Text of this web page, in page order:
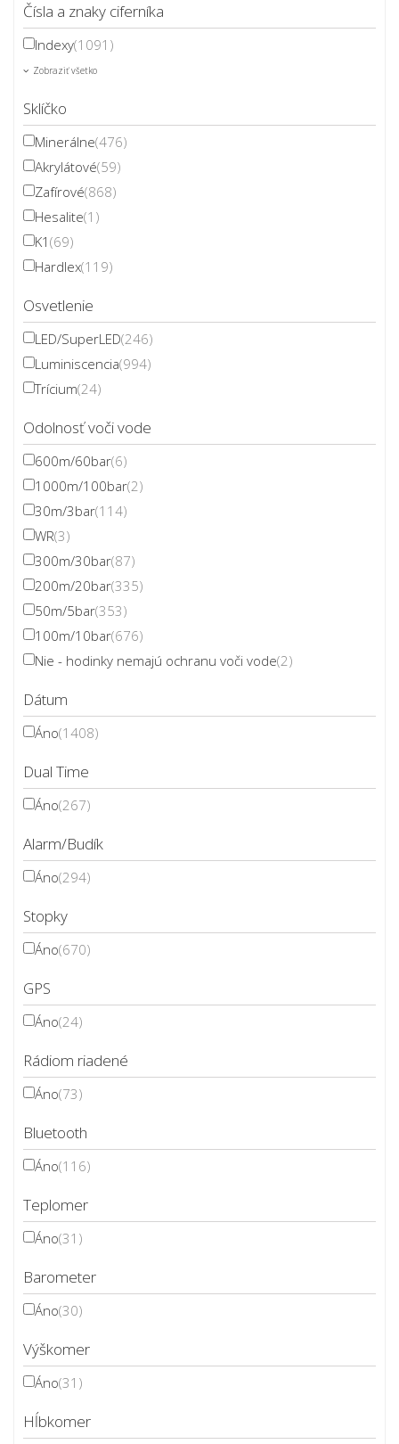
Čísla a znaky ciferníka
Indexy(1091)
Zobraziť všetko
Sklíčko
Minerálne(476)
Akrylátové(59)
Zafírové(868)
Hesalite(1)
K1 (69)
Hardlex(119)
Osvetlenie
LED/SuperLED(246)
Luminiscencia(994)
Trícium(24)
Odolnosť voči vode
600m/60bar(6)
1000m/100bar(2)
30m/3bar(114)
WR(3)
300m/30bar(87)
200m/20bar(335)
50m/5bar(353)
100m/10bar(676)
Nie - hodinky nemajú ochranu voči vode(2)
Dátum
Áno(1408)
Dual Time
Áno(267)
Alarm/Budík
Áno(294)
Stopky
Áno(670)
GPS
Áno(24)
Rádiom riadené
Áno(73)
Bluetooth
Áno(116)
Teplomer
Áno(31)
Barometer
Áno(30)
Výškomer
Áno(31)
Hĺbkomer